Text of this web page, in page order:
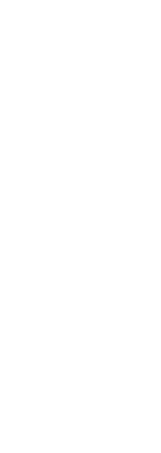
AK-
AKS-